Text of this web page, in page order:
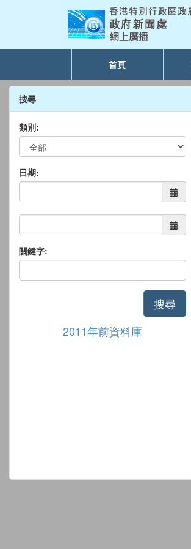
首頁
搜尋
類別:
日期:
關鍵字:
搜尋
2011年前資料庫